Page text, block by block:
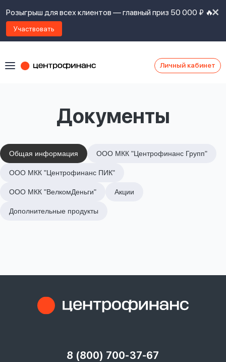
Розыгрыш для всех клиентов — главный приз 50 000 ₽ 🔥
Участвовать
Личный кабинет
Документы
Общая информация ООО МКК "Центрофинанс Групп"
ООО МКК "Центрофинанс ПИК"
ООО МКК "ВелкомДеньги" Акции
Дополнительные продукты
8 (800) 700-37-67
Войти под другим номером
ознакомлен
предоставления
займов,
политикой
сайта,
согласие
обработку